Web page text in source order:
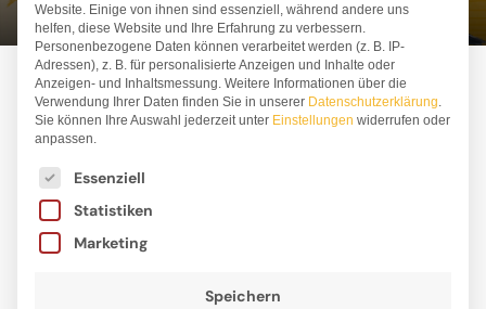
Website. Einige von ihnen sind essenziell, während andere uns
helfen, diese Website und Ihre Erfahrung zu verbessern.
Personenbezogene Daten können verarbeitet werden (z. B. IP-
Adressen), z. B. für personalisierte Anzeigen und Inhalte oder
Anzeigen- und Inhaltsmessung. Weitere Informationen über die
Verwendung Ihrer Daten finden Sie in unserer Datenschutzerklärung.
Sie können Ihre Auswahl jederzeit unter Einstellungen widerrufen oder
anpassen.
Es folgt eine Liste der Service-Gruppen, für die
Essenziell
Statistiken
Marketing
Speichern